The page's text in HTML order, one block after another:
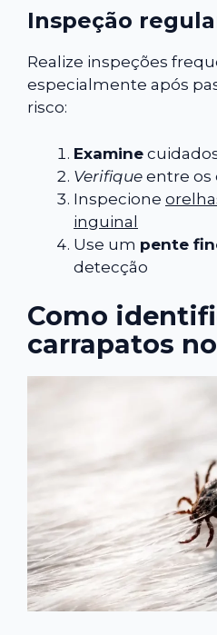
Inspeção
Realize inspeções
especialmente após
risco:
Examine
Verifique entre os
Inspecione
inguinal
Use um pente
detecção
Como
carrapatos